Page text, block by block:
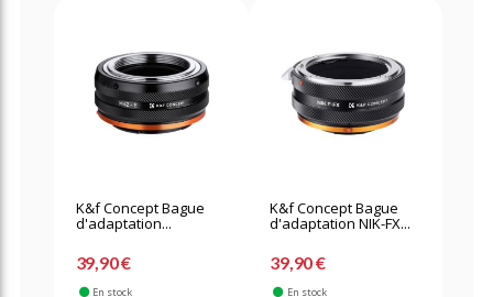
K&f Concept Bague
d'adaptation...
39,90 €
En stock
K&f Concept Bague
d'adaptation NIK-FX...
39,90 €
En stock